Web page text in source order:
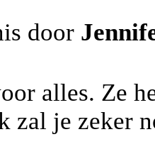
door
alles. Ze
zal je zeker